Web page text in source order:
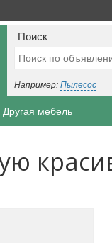
Поиск
Например: Пылесос
Другая мебель